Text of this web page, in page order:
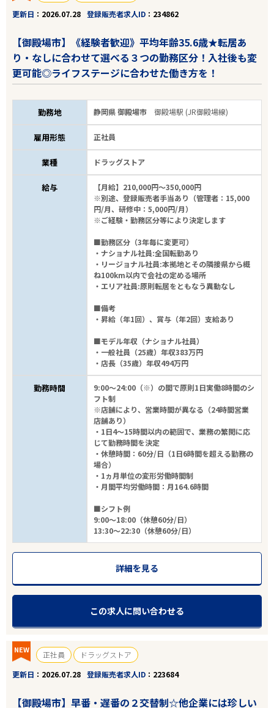
更新日
2026.07.28 登録販売者求人ID 234862
【御殿場市】《経験者歓迎》平均年齢35.6歳★転居あ
り・なしに合わせて選べる３つの勤務区分！入社後も変
更可能◎ライフステージに合わせた働き方を！
勤務地 静岡県 御殿場市御殿場駅 (JR御殿場線)
雇用形態 正社員
業種 ドラッグストア
給与
【月給】210,000円～350,000円
※別途、登録販売者手当あり（管理者：15,000
円/月、研修中：5,000円/月）
※ご経験・勤務区分等により決定します
■勤務区分（3年毎に変更可）
・ナショナル社員:全国転勤あり
・リージョナル社員:本拠地とその隣接県から概
ね100km以内で会社の定める場所
・エリア社員:原則転居をともなう異動なし
■備考
・昇給（年1回）、賞与（年2回）支給あり
■モデル年収（ナショナル社員）
・一般社員（25歳）年収383万円
・店長（35歳）年収494万円
勤務時間
9:00～24:00（※）の間で原則1日実働8時間のシ
フト制
※店舗により、営業時間が異なる（24時間営業
店舗あり）
・1日4～15時間以内の範囲で、業務の繁閑に応
じて勤務時間を決定
・休憩時間：60分/日（1日6時間を超える勤務の
場合）
・1ヵ月単位の変形労働時間制
・月間平均労働時間：月164.6時間
■シフト例
9:00～18:00（休憩60分/日）
13:30～22:30（休憩60分/日）
詳細を見る
この求人に問い合わせる
NEW 正社員
ドラッグストア
更新日
2026.07.28 登録販売者求人ID 223684
【御殿場市】早番・遅番の２交替制☆他企業には珍しい